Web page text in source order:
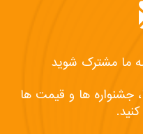
ما مشترک شوید
جشنواره ها و قیمت ها